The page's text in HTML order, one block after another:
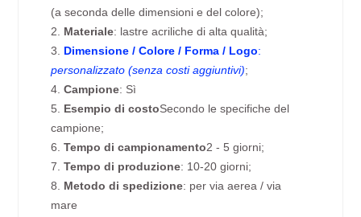
(a seconda delle dimensioni e del colore);
2. Materiale: lastre acriliche di alta qualità;
3. Dimensione / Colore / Forma / Logo:
personalizzato (senza costi aggiuntivi);
4.Campione: Sì
5. Esempio di costoSecondo le specifiche del
campione;
6.Tempo di campionamento2 - 5 giorni;
7.Tempo di produzione: 10-20 giorni;
8. Metodo di spedizione: per via aerea / via
mare